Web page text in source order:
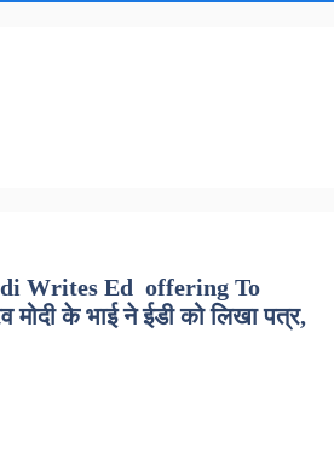
Writes Ed offering To
के भाई ने ईडी को लिखा पत्र,